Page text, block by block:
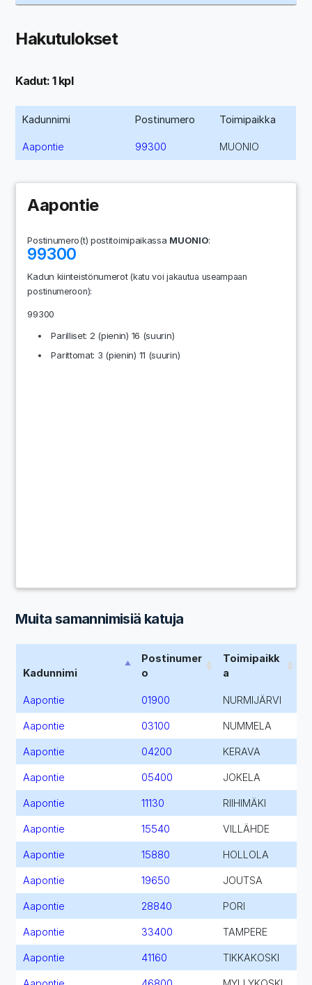
Hakutulokset
Kadut: 1 kpl
Kadunnimi Postinumero Toimipaikka
Aapontie 99300 MUONIO
Aapontie
Postinumero(t) postitoimipaikassa MUONIO:
99300
Kadun kiinteistönumerot(katu voi jakautua useampaan
postinumeroon):
99300
Parilliset: 2 (pienin) 16 (suurin)
Parittomat: 3 (pienin) 11 (suurin)
Muita samannimisiä katuja
Kadunnimi
Postinumer
o
Toimipaikk
a
Aapontie 01900 NURMIJÄRVI
Aapontie 03100 NUMMELA
Aapontie 04200 KERAVA
Aapontie 05400 JOKELA
Aapontie 11130 RIIHIMÄKI
Aapontie 15540 VILLÄHDE
Aapontie 15880 HOLLOLA
Aapontie 19650 JOUTSA
Aapontie 28840 PORI
Aapontie 33400 TAMPERE
Aapontie 41160 TIKKAKOSKI